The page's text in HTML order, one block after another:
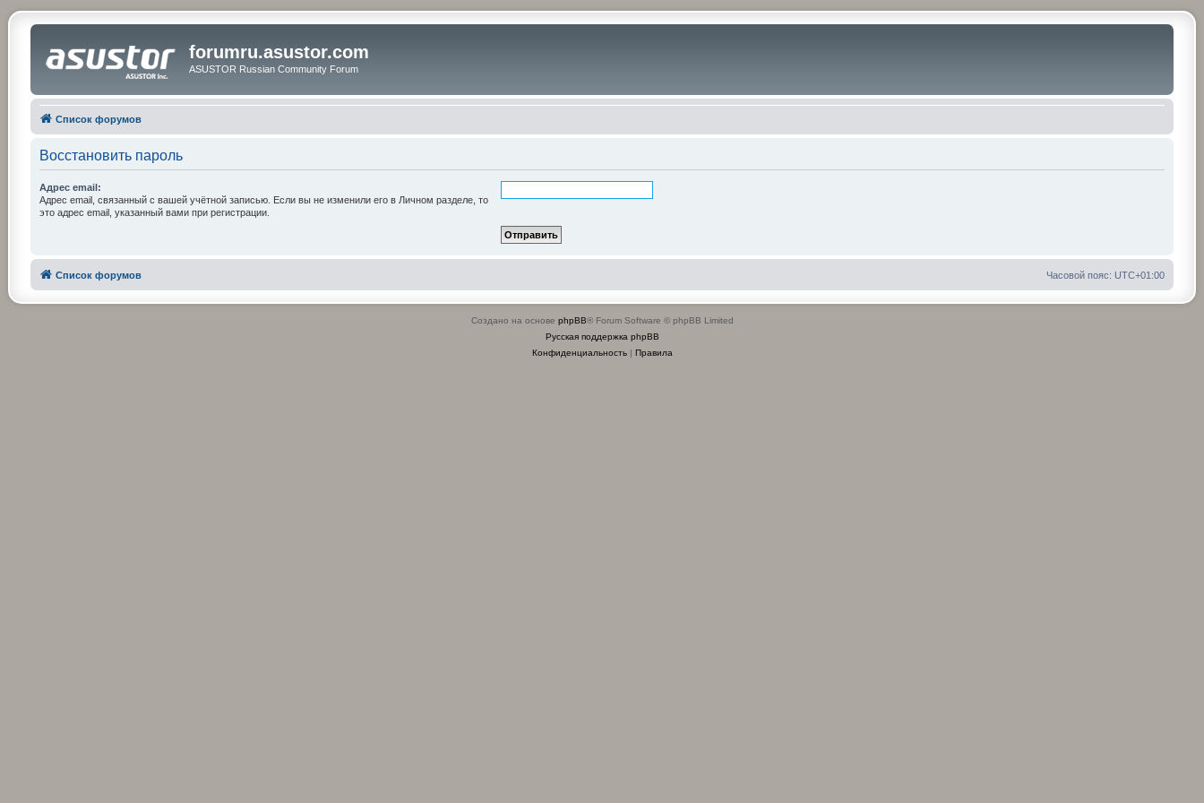
forumru.asustor.com
ASUSTOR Russian Community Forum
Список форумов
Восстановить пароль
Адрес email:
Адрес email, связанный с вашей учётной записью. Если вы не изменили его в Личном разделе, то
это адрес email, указанный вами при регистрации.
Список форумов Часовой пояс: UTC+01:00
Создано на основе phpBB® Forum Software © phpBB Limited
Русская поддержка phpBB
Конфиденциальность| Правила